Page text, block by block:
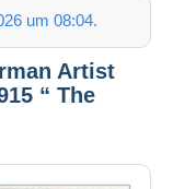
um 08:04.
Artist
“ The